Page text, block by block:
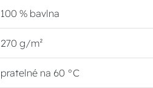
100 % bavlna
270 g/m²
pratelné na 60 °C